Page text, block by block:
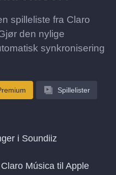
spilleliste fra Claro
den nylige
synkronisering
Spillelister
i Soundiiz
Música til Apple